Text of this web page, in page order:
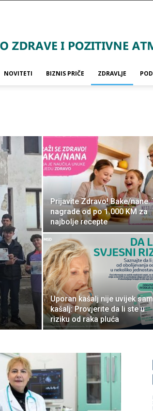
NOVITETI BIZNIS PRIČE ZDRAVLJE
Prijavite Zdravo! Bake/nane:
nagrade od po 1.000 KM za
najbolje recepte
Uporan kašalj nije uvijek
kašalj: Provjerite da li ste u
riziku od raka pluća